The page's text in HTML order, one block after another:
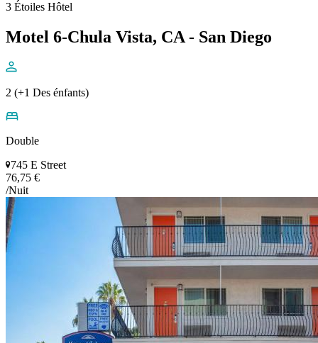
3 Étoiles Hôtel
Motel 6-Chula Vista, CA - San Diego
2 (+1 Des énfants)
Double
745 E Street
76,75 €
/Nuit